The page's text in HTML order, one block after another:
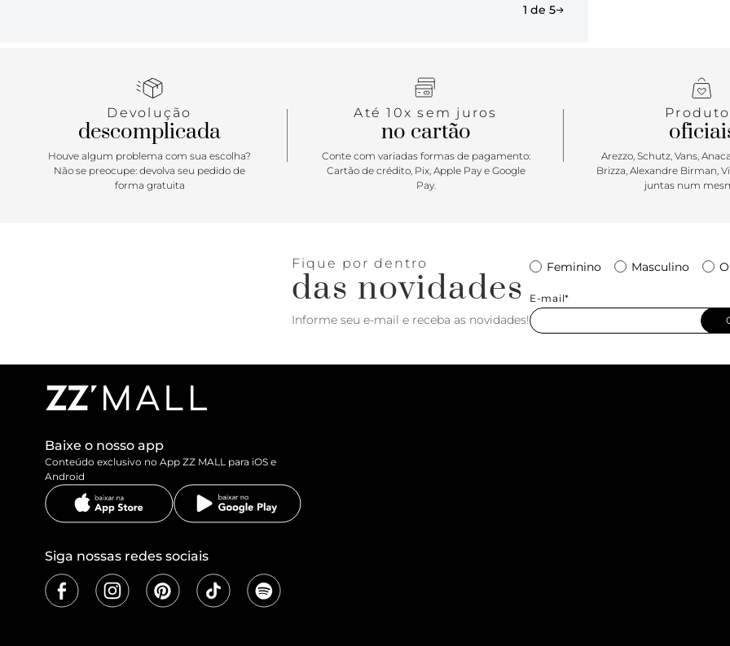
1 de 5
Devolução
descomplicada
Houve algum problema com sua escolha?
Não se preocupe: devolva seu pedido de
forma gratuita
Até 10x sem juros
no cartão
Conte com variadas formas de pagamento:
Cartão de crédito, Pix, Apple Pay e Google
Pay.
Arezzo, Schutz, Vans,
Brizza, Alexandre Birman,
juntas num
Fique por dentro
das novidades
Informe seu e-mail e receba as novidades!
Feminino Masculino
E-mail*
Baixe o nosso app
Conteúdo exclusivo no App ZZ MALL para iOS e
Android
Siga nossas redes sociais